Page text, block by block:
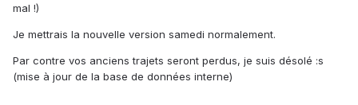
mal !)
Je mettrais la nouvelle version samedi normalement.
Par contre vos anciens trajets seront perdus, je suis désolé :s
(mise à jour de la base de données interne)